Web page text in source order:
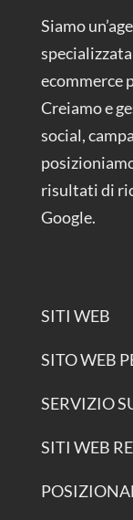
Siamo
ecommerce
Creiamo e
social,
risultati di
Google.
SITI WEB
SITO WEB
SERVIZIO
SITI WEB